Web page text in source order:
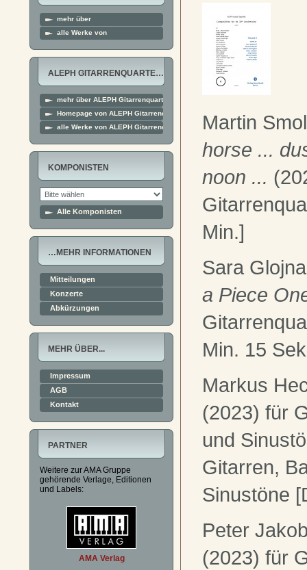
mehr über
alle Werke von
ALEPH GITARRENQUARTE…
mehr über ALEPH Gitarrenquartett
Homepage von ALEPH Gitarrenquartett
alle Werke von ALEPH Gitarrenquartett
KOMPONISTEN
Alle Komponisten
…MEHR INFORMATIONEN
Mitteilungen
Konzerte
Abkürzungen
MEHR ÜBER...
Impressum
AGB
Kontakt
PARTNER
Weitere zur AMA Gruppe
gehörende Verlage, Editionen
und Labels:
AMA Verlag
Martin
horse ...
noon ...
Min.]
Sara
a Piece
Min. 15
Markus
(2023) für
und
Gitarren,
Sinustöne
Peter
(2023) für